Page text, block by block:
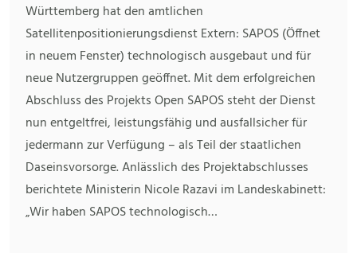
Württemberg hat den amtlichen
Satellitenpositionierungsdienst Extern: SAPOS (Öffnet
in neuem Fenster) technologisch ausgebaut und für
neue Nutzergruppen geöffnet. Mit dem erfolgreichen
Abschluss des Projekts Open SAPOS steht der Dienst
nun entgeltfrei, leistungsfähig und ausfallsicher für
jedermann zur Verfügung – als Teil der staatlichen
Daseinsvorsorge. Anlässlich des Projektabschlusses
berichtete Ministerin Nicole Razavi im Landeskabinett:
„Wir haben SAPOS technologisch…